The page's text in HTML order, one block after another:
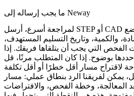
ما يجب إرساله إلى Neway
لمراجعة أسرع، أرسل STEP أو CAD الأصلي، والرسم الخاضع
والكمية، وتاريخ التسليم المستهدف،
التي يجب أن يتلقاها فريقك. إذا
بوضوح. إذا كان المتطلب مرنًا، قل
يمكن لفريقنا الرد بنطاق عملي: مسار
المعالجة، وخطة الفحص، والافتراضات